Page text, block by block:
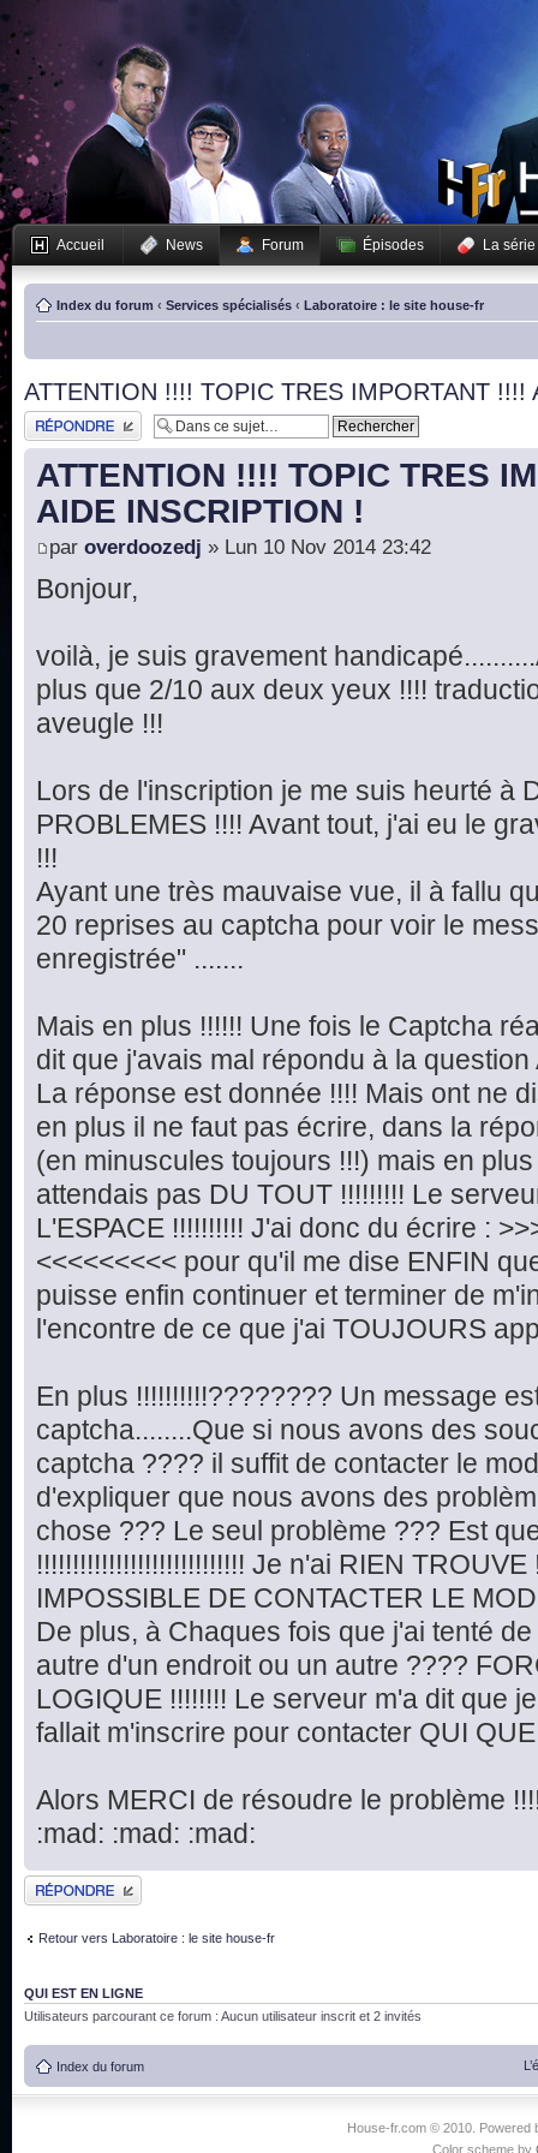
Accueil News Forum Épisodes La série
Index du forum ‹ Services spécialisés ‹ Laboratoire : le site house-fr
ATTENTION !!!! TOPIC TRES IMPORTANT !!!!
Publier une réponse
ATTENTION !!!! TOPIC TRES
AIDE INSCRIPTION !
par overdoozedj » Lun 10 Nov 2014 23:42
Bonjour,
voilà, je suis gravement
plus que 2/10 aux deux yeux !!!!
aveugle !!!
Lors de l'inscription je me suis heurté à
PROBLEMES !!!! Avant tout, j'ai eu le
!!!
Ayant une très mauvaise vue, il à fallu
20 reprises au captcha pour voir le
enregistrée" .......
Mais en plus !!!!!! Une fois le Captcha
dit que j'avais mal répondu à la question
La réponse est donnée !!!! Mais ont ne
en plus il ne faut pas écrire, dans la
(en minuscules toujours !!!) mais en
attendais pas DU TOUT !!!!!!!!! Le
L'ESPACE !!!!!!!!!! J'ai donc du écrire :
<<<<<<<<< pour qu'il me dise ENFIN
puisse enfin continuer et terminer de
l'encontre de ce que j'ai TOUJOURS
En plus !!!!!!!!!!???????? Un message
captcha........Que si nous avons des
captcha ???? il suffit de contacter le
d'expliquer que nous avons des
chose ??? Le seul problème ??? Est
!!!!!!!!!!!!!!!!!!!!!!!!!!!!! Je n'ai RIEN TROUVE
IMPOSSIBLE DE CONTACTER LE
De plus, à Chaques fois que j'ai tenté
autre d'un endroit ou un autre ????
LOGIQUE !!!!!!!! Le serveur m'a dit que
fallait m'inscrire pour contacter QUI
Alors MERCI de résoudre le problème
:mad: :mad: :mad:
Publier une réponse
Retour vers Laboratoire : le site house-fr
QUI EST EN LIGNE
Utilisateurs parcourant ce forum : Aucun utilisateur inscrit et 2 invités
Index du forum
House-fr.com © 2010. Powered
Color scheme by